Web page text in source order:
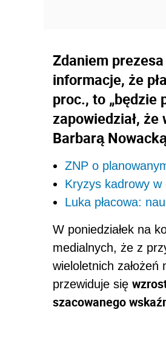
Zdaniem
informacje, że
proc., to „będzie
zapowiedział,
Barbarą
ZNP o
Kryzys kadrowy w
Luka płacowa:
W poniedziałek na
medialnych, że z
wieloletnich
przewiduje się
szacowanego